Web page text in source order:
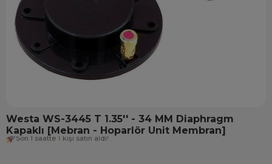
Westa WS-3445 T 1.35'' - 34 MM Diaphragm
Kapaklı [Mebran - Hoparlör Unit Membran]
Son 1 saatte 1 kişi satın aldı!